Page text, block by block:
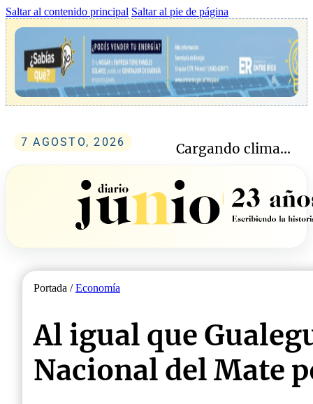
Saltar al contenido principal Saltar al pie de página
7 AGOSTO, 2026 Cargando clima...
Portada /Economía
Al igual que
Nacional del Mate